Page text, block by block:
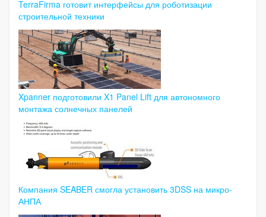
TerraFirma готовит интерфейсы для роботизации
строительной техники
Xpanner подготовили X1 Panel Lift для автономного
монтажа солнечных панелей
Компания SEABER смогла установить 3DSS на микро-
АНПА